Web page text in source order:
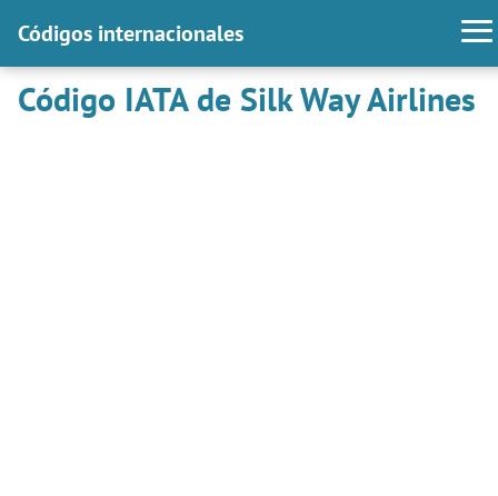
Códigos internacionales
Código IATA de Silk Way Airlines